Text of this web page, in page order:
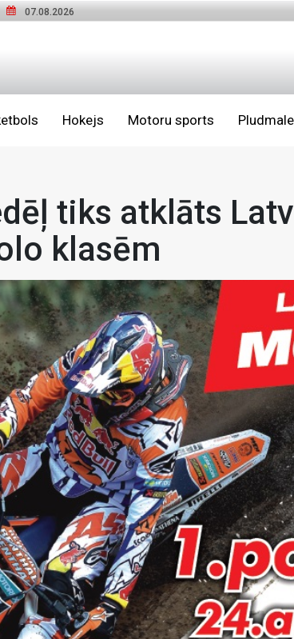
07.08.2026
Hokejs Motoru sports
tiks atklāts
klasēm